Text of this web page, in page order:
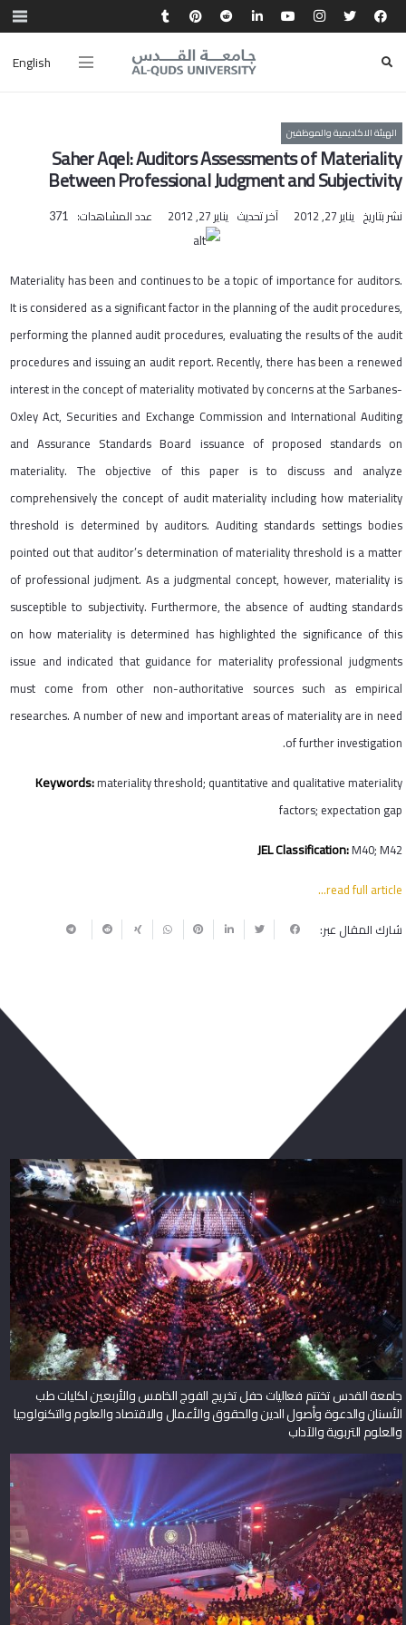
English
الهيئة الاكاديمية والموظفين
Saher Aqel: Auditors Assessments of Materiality
Between Professional Judgment and Subjectivity
نشر بتاريخ يناير 27, 2012 آخر تحديث يناير 27, 2012 عدد المشاهدات: 371
Materiality has been and continues to be a topic of importance for auditors.
It is considered as a significant factor in the planning of the audit procedures,
performing the planned audit procedures, evaluating the results of the audit
procedures and issuing an audit report. Recently, there has been a renewed
interest in the concept of materiality motivated by concerns at the Sarbanes-
Oxley Act, Securities and Exchange Commission and International Auditing
and Assurance Standards Board issuance of proposed standards on
materiality. The objective of this paper is to discuss and analyze
comprehensively the concept of audit materiality including how materiality
threshold is determined by auditors. Auditing standards settings bodies
pointed out that auditor’s determination of materiality threshold is a matter
of professional judjment. As a judgmental concept, however, materiality is
susceptible to subjectivity. Furthermore, the absence of audting standards
on how materiality is determined has highlighted the significance of this
issue and indicated that guidance for materiality professional judgments
must come from other non-authoritative sources such as empirical
researches. A number of new and important areas of materiality are in need
of further investigation.
Keywords:materiality threshold; quantitative and qualitative materiality
factors; expectation gap
JEL Classification:M40; M42
read full article…
شارك المقال عبر:
جامعة القدس تختتم فعاليات حفل تخريج الفوج الخامس والأربعين لكليات طب
الأسنان والدعوة وأصول الدين والحقوق والأعمال والاقتصاد والعلوم والتكنولوجيا
والعلوم التربوية والآداب